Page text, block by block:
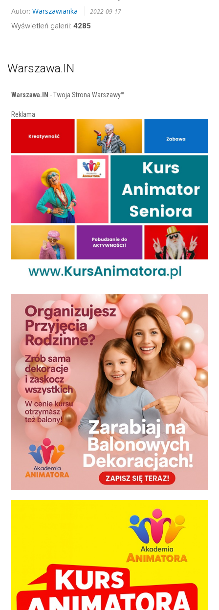
Autor: Warszawianka 2022-09-17
Wyświetleń galerii: 4285
Warszawa.IN
Warszawa.IN - Twoja Strona Warszawy™
Reklama